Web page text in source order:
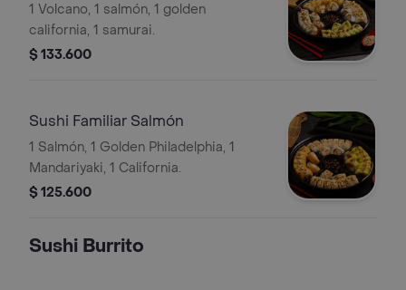
1 Volcano, 1 salmón, 1 golden
california, 1 samurai.
$ 133.600
Sushi Familiar Salmón
1 Salmón, 1 Golden Philadelphia, 1
Mandariyaki, 1 California.
$ 125.600
Sushi Burrito